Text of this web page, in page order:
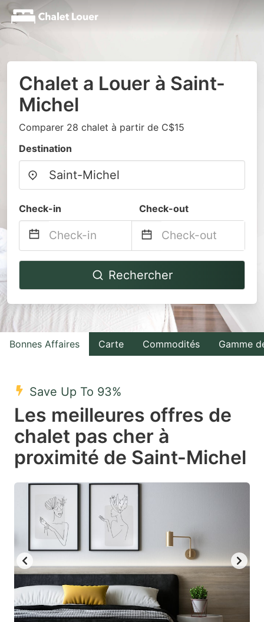
Chalet a Louer à Saint-
Michel
Comparer 28 chalet à partir de C$15
Destination
Check-in Check-out
Navigate
to
interact
with
the
select
date.
Press
question
mark
key
to
get
the
keyboard
shortcuts
Navigate
backward
to
interact
with
the
a
date.
Press
get
the
keyboard
shortcuts
Rechercher
Bonnes Affaires Carte Commodités Gamme
Save Up To 93%
Les meilleures offres de
chalet pas cher à
proximité de Saint-Michel